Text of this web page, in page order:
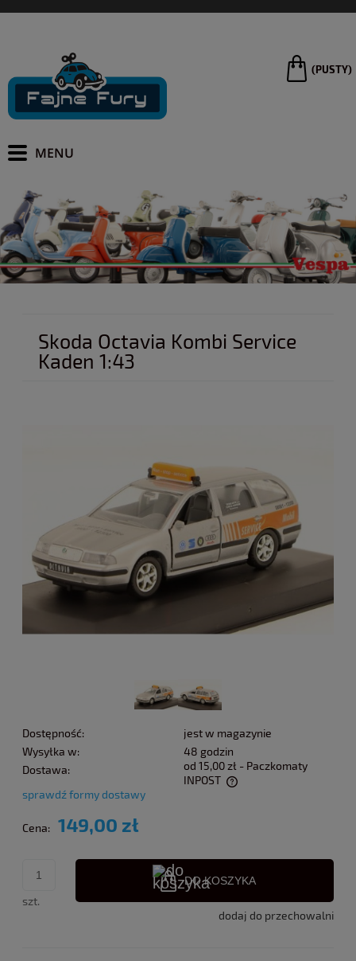
(PUSTY)
Skoda Octavia Kombi Service
Kaden 1:43
Dostępność:
jest w magazynie
Wysyłka w:
48 godzin
Dostawa:
od 15,00 zł - Paczkomaty
INPOST
Cena nie zawiera ewentualnych kosztów płatności
sprawdź formy dostawy
Cena: 149,00 zł
szt.
DO KOSZYKA
dodaj do przechowalni